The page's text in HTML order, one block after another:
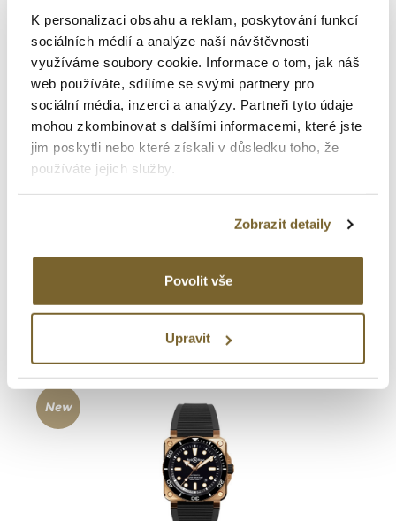
K personalizaci obsahu a reklam, poskytování funkcí
sociálních médií a analýze naší návštěvnosti
využíváme soubory cookie. Informace o tom, jak náš
web používáte, sdílíme se svými partnery pro
sociální média, inzerci a analýzy. Partneři tyto údaje
mohou zkombinovat s dalšími informacemi, které jste
jim poskytli nebo které získali v důsledku toho, že
používáte jejich služby.
Zobrazit detaily
Povolit vše
Upravit
Certina
Aqua - DS Action Diver
12 890 Kč
New